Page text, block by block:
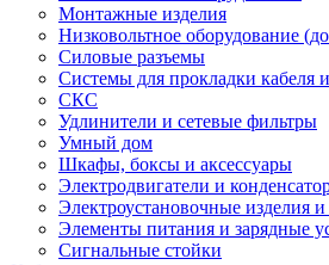
Монтажные изделия
Низковольтное оборудование
Силовые разъемы
Системы для прокладки кабеля
СКС
Удлинители и сетевые фильтры
Умный дом
Шкафы, боксы и аксессуары
Электродвигатели и
Электроустановочные изделия и
Элементы питания и зарядные
Сигнальные стойки